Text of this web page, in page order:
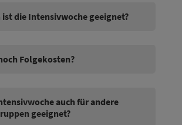
ist die Intensivwoche geeignet?
Folgekosten?
auch für andere
geeignet?